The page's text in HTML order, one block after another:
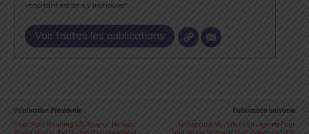
important est de s’y (re)trouver".
Voir toutes les publications
Publication Précédente
Sac Trail Running 10L Kalenji : Ne Vous
Privez Pas Du Top Du Top Pour Seulement
Publication Suivante
La Sportiva VK : Vite Et En Légèreté Pour
Gagner Les Sommets ! La Chaussure 100%